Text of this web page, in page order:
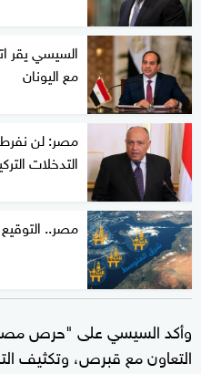
السيسي يقر
مع اليونان
مصر: لن
التدخلات
مصر..
وأكد السيسي على "حرص
التعاون مع قبرص، وتكثيف